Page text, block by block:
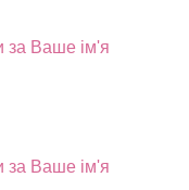
за Ваше ім'я
за Ваше ім'я